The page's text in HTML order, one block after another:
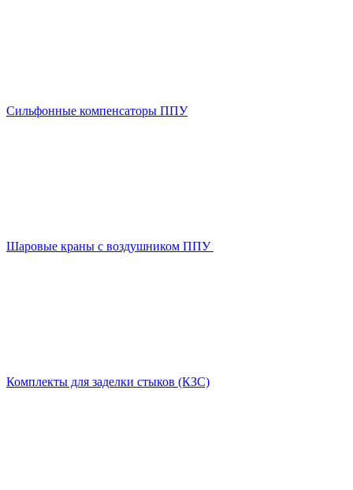
Сильфонные компенсаторы ППУ
Шаровые краны с воздушником ППУ
Комплекты для заделки стыков (КЗС)